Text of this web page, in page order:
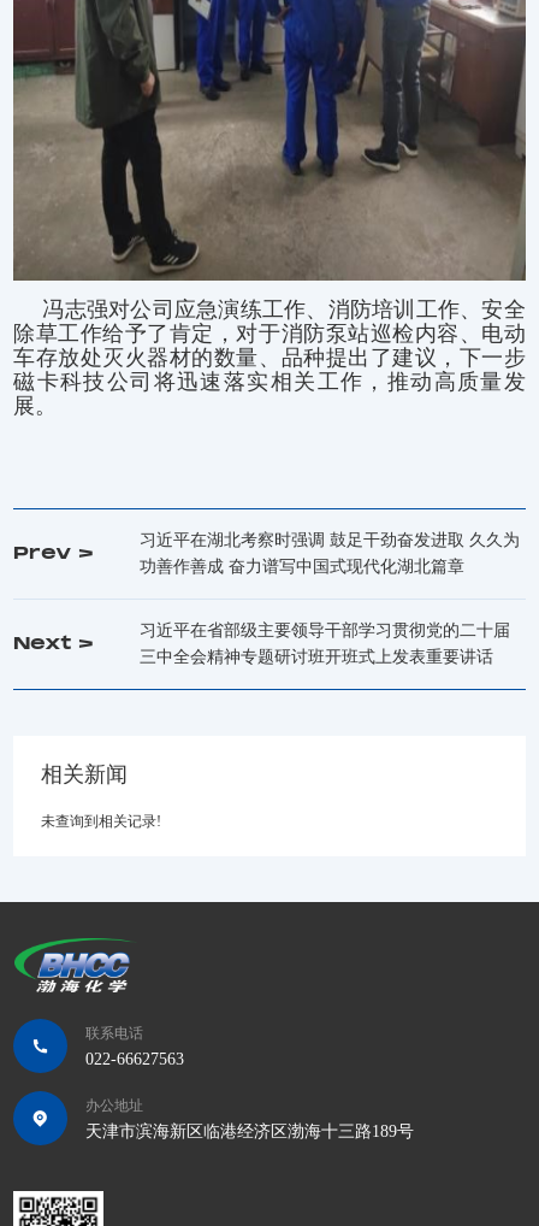
冯志强对公司应急演练工作、消防培训工作、安全
除草工作给予了肯定，对于消防泵站巡检内容、电动
车存放处灭火器材的数量、品种提出了建议，下一步
磁卡科技公司将迅速落实相关工作，推动高质量发
展。
Prev >
习近平在湖北考察时强调 鼓足干劲奋发进取 久久为
功善作善成 奋力谱写中国式现代化湖北篇章
Next >
习近平在省部级主要领导干部学习贯彻党的二十届
三中全会精神专题研讨班开班式上发表重要讲话
相关新闻
未查询到相关记录!
联系电话
022-66627563
办公地址
天津市滨海新区临港经济区渤海十三路189号